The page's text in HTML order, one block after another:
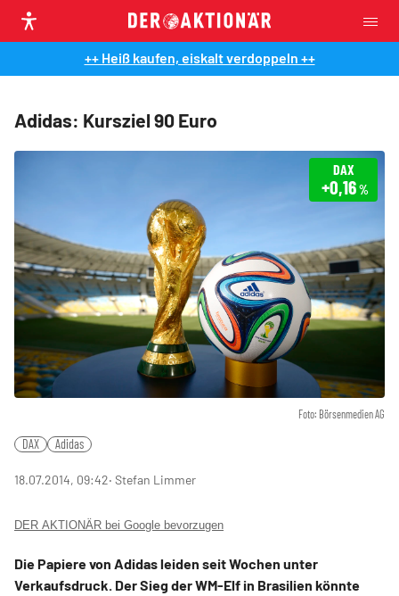
++ Heiß kaufen, eiskalt verdoppeln ++
Adidas: Kursziel 90 Euro
Foto: Börsenmedien AG
DAX
+0,16%
DAX Adidas
18.07.2014, 09:42‧ Stefan Limmer
DER AKTIONÄR bei Google bevorzugen
Die Papiere von Adidas leiden seit Wochen unter
Verkaufsdruck. Der Sieg der WM-Elf in Brasilien könnte